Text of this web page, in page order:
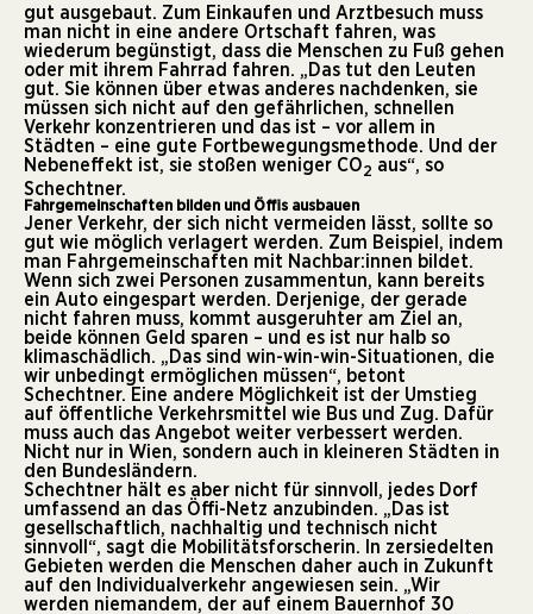
gut ausgebaut. Zum Einkaufen und Arztbesuch muss
man nicht in eine andere Ortschaft fahren, was
wiederum begünstigt, dass die Menschen zu Fuß gehen
oder mit ihrem Fahrrad fahren. „Das tut den Leuten
gut. Sie können über etwas anderes nachdenken, sie
müssen sich nicht auf den gefährlichen, schnellen
Verkehr konzentrieren und das ist – vor allem in
Städten – eine gute Fortbewegungsmethode. Und der
Nebeneffekt ist, sie stoßen weniger CO2 aus“, so
Schechtner.
Fahrgemeinschaften bilden und Öffis ausbauen
Jener Verkehr, der sich nicht vermeiden lässt, sollte so
gut wie möglich verlagert werden. Zum Beispiel, indem
man Fahrgemeinschaften mit Nachbar:innen bildet.
Wenn sich zwei Personen zusammentun, kann bereits
ein Auto eingespart werden. Derjenige, der gerade
nicht fahren muss, kommt ausgeruhter am Ziel an,
beide können Geld sparen – und es ist nur halb so
klimaschädlich. „Das sind win-win-win-Situationen, die
wir unbedingt ermöglichen müssen“, betont
Schechtner. Eine andere Möglichkeit ist der Umstieg
auf öffentliche Verkehrsmittel wie Bus und Zug. Dafür
muss auch das Angebot weiter verbessert werden.
Nicht nur in Wien, sondern auch in kleineren Städten in
den Bundesländern.
Schechtner hält es aber nicht für sinnvoll, jedes Dorf
umfassend an das Öffi-Netz anzubinden. „Das ist
gesellschaftlich, nachhaltig und technisch nicht
sinnvoll“, sagt die Mobilitätsforscherin. In zersiedelten
Gebieten werden die Menschen daher auch in Zukunft
auf den Individualverkehr angewiesen sein. „Wir
werden niemandem, der auf einem Bauernhof 30